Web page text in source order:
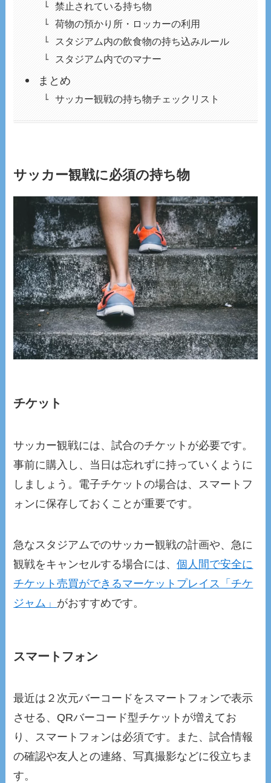
禁止されている持ち物
荷物の預かり所・ロッカーの利用
スタジアム内の飲食物の持ち込みルール
スタジアム内でのマナー
まとめ
サッカー観戦の持ち物チェックリスト
サッカー観戦に必須の持ち物
チケット
サッカー観戦には、試合のチケットが必要です。
事前に購入し、当日は忘れずに持っていくように
しましょう。電子チケットの場合は、スマートフ
ォンに保存しておくことが重要です。
急なスタジアムでのサッカー観戦の計画や、急に
観戦をキャンセルする場合には、個人間で安全に
チケット売買ができるマーケットプレイス「チケ
ジャム」 がおすすめです。
スマートフォン
最近は２次元バーコードをスマートフォンで表示
させる、QRバーコード型チケットが増えてお
り、スマートフォンは必須です。また、試合情報
の確認や友人との連絡、写真撮影などに役立ちま
す。